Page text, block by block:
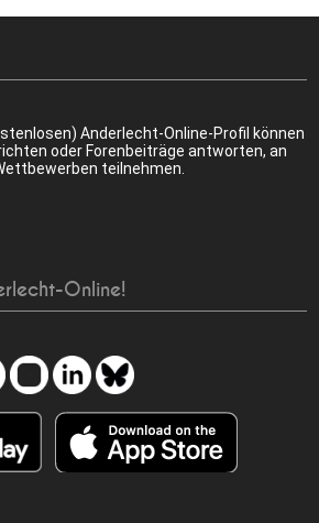
Anderlecht-Online-Profil können
oder Forenbeiträge antworten, an
teilnehmen.
Online!